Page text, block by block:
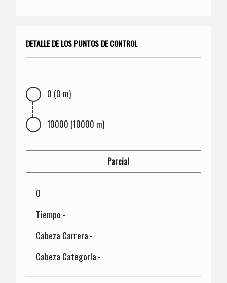
DETALLE DE LOS PUNTOS DE CONTROL
0 (0 m)
10000 (10000 m)
Parcial
0
Tiempo:-
Cabeza Carrera:-
Cabeza Categoría:-